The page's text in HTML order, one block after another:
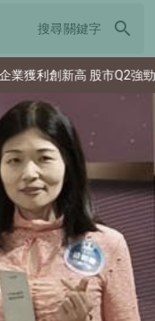
search
Q2強勁反彈 日